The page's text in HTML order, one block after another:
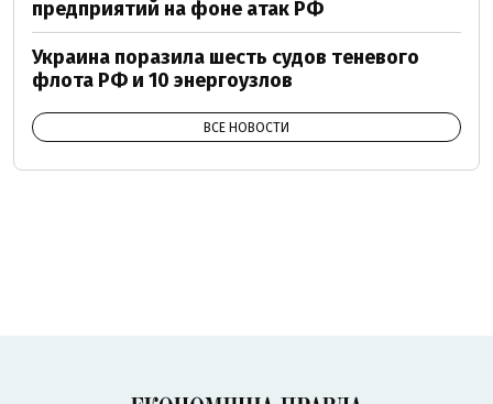
предприятий на фоне атак РФ
Украина поразила шесть судов теневого
флота РФ и 10 энергоузлов
ВСЕ НОВОСТИ